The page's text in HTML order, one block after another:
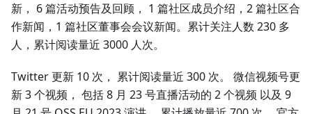
新， 6 篇活动预告及回顾， 1 篇社区成员介绍，2 篇社区合
作新闻，1 篇社区董事会会议新闻。累计关注人数 230 多
人，累计阅读量近 3000 人次。
Twitter 更新 10 次， 累计阅读量近 300 次。 微信视频号更
新 3 个视频， 包括 8 月 23 号直播活动的 2 个视频 以及 9